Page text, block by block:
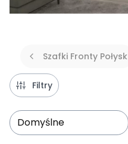
Szafki Fronty Połysk
Filtry
Domyślne